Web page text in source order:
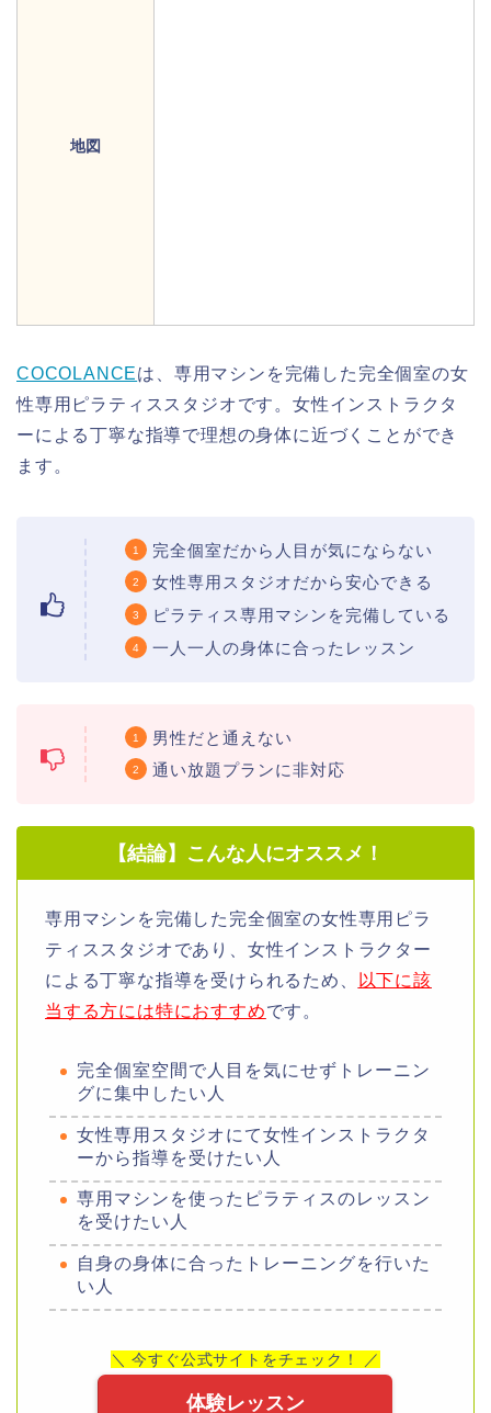
地図
COCOLANCEは、専用マシンを完備した完全個室の女
性専用ピラティススタジオです。女性インストラクタ
ーによる丁寧な指導で理想の身体に近づくことができ
ます。
完全個室だから人目が気にならない
女性専用スタジオだから安心できる
ピラティス専用マシンを完備している
一人一人の身体に合ったレッスン
男性だと通えない
通い放題プランに非対応
【結論】こんな人にオススメ！
専用マシンを完備した完全個室の女性専用ピラ
ティススタジオであり、女性インストラクター
による丁寧な指導を受けられるため、
以下に該
当する方には特におすすめです。
完全個室空間で人目を気にせずトレーニン
グに集中したい人
女性専用スタジオにて女性インストラクタ
ーから指導を受けたい人
専用マシンを使ったピラティスのレッスン
を受けたい人
自身の身体に合ったトレーニングを行いた
い人
＼ 今すぐ公式サイトをチェック！ ／
体験レッスン